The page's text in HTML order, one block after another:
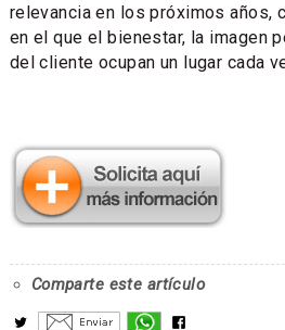
relevancia en los próximos años,
en el que el bienestar, la imagen
del cliente ocupan un lugar cada
Comparte este artículo